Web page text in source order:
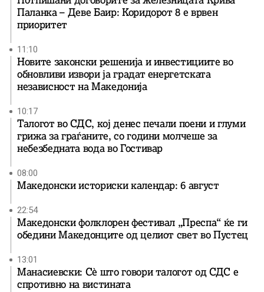
Паланка – Деве Баир: Коридорот 8 е врвен
приоритет
11:10
Новите законски решенија и инвестициите во
обновливи извори ја градат енергетската
независност на Македонија
10:17
Талогот во СДС, кој денес печали поени и глуми
грижа за граѓаните, со години молчеше за
небезбедната вода во Гостивар
08:00
Македонски историски календар: 6 август
22:54
Македонски фолклорен фестивал „Преспа“ ќе ги
обедини Македонците од целиот свет во Пустец
13:01
Манасиевски: Сè што говори талогот од СДС е
спротивно на вистината